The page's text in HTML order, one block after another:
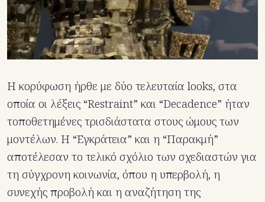
Η κορύφωση ήρθε με δύο τελευταία looks, στα
οποία οι λέξεις “Restraint” και “Decadence” ήταν
τοποθετημένες τρισδιάστατα στους ώμους των
μοντέλων. Η “Εγκράτεια” και η “Παρακμή”
αποτέλεσαν το τελικό σχόλιο των σχεδιαστών για
τη σύγχρονη κοινωνία, όπου η υπερβολή, η
συνεχής προβολή και η αναζήτηση της